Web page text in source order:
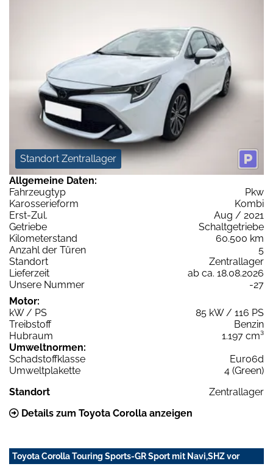
Standort Zentrallager
Allgemeine Daten:
Fahrzeugtyp
Pkw
Karosserieform
Kombi
Erst-Zul.
Aug / 2021
Getriebe
Schaltgetriebe
Kilometerstand
60.500 km
Anzahl der Türen
5
Standort
Zentrallager
Lieferzeit
ab ca. 18.08.2026
Unsere Nummer
-27
Motor:
kW / PS
85 kW / 116 PS
Treibstoff
Benzin
Hubraum
1.197 cm³
Umweltnormen:
Schadstoffklasse
Euro6d
Umweltplakette
4 (Green)
Standort
Zentrallager
Details zum Toyota Corolla anzeigen
Toyota Corolla Touring Sports-GR Sport mit Navi,SHZ vor